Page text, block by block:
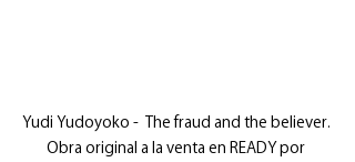
Yudi Yudoyoko -  The fraud and the believer.
Obra original a la venta en READY por